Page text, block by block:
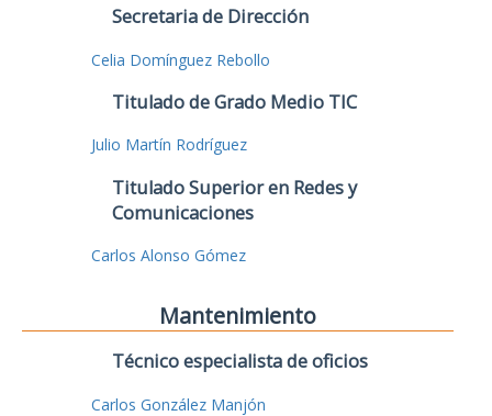
Secretaria de Dirección
Celia Domínguez Rebollo
Titulado de Grado Medio TIC
Julio Martín Rodríguez
Titulado Superior en Redes y
Comunicaciones
Carlos Alonso Gómez
Mantenimiento
Técnico especialista de oficios
Carlos González Manjón